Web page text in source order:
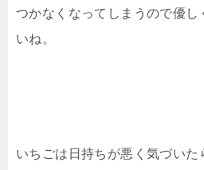
つかなくなってしまうので優し
いね。
いちごは日持ちが悪く気づいた